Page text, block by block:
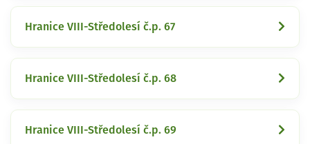
Hranice VIII-Středolesí č.p. 67
Hranice VIII-Středolesí č.p. 68
Hranice VIII-Středolesí č.p. 69